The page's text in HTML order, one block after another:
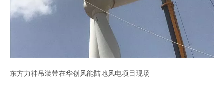
东方力神吊装带在华创风能陆地风电项目现场